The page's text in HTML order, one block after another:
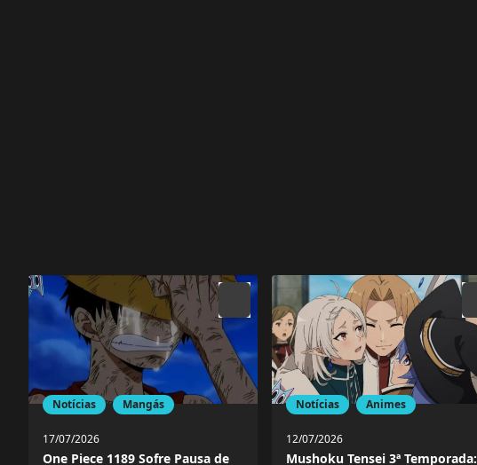
Notícias Mangás
17/07/2026
One Piece 1189 Sofre Pausa de
Notícias Animes
12/07/2026
Mushoku Tensei 3ª Temporada: